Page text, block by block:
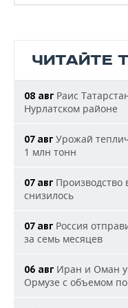
ЧИТАЙТЕ
08 авг Раис
Нурлатском районе
07 авг Урожай
1 млн тонн
07 авг Производство
снизилось
07 авг Россия
за семь месяцев
06 авг Иран и Оман
Ормузе с объемом